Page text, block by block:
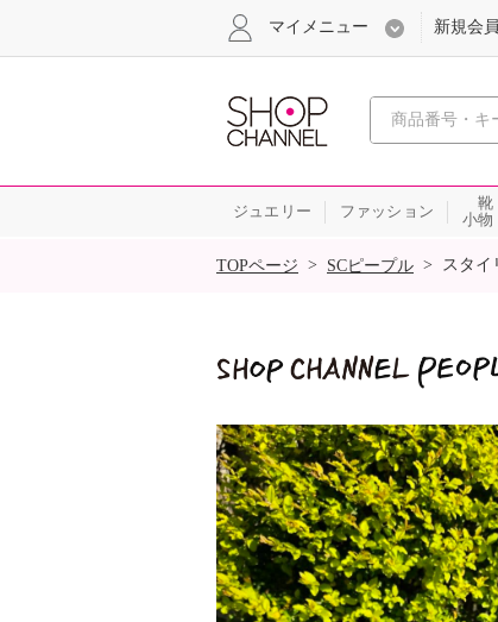
心お
マイメニュー 新規会
ジュエリー ファッション
靴
小物
SALE
TOPページ > SCピープル > スタイ